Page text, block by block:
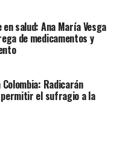
en salud: Ana María Vesga
de medicamentos y
Radicarán
el sufragio a la